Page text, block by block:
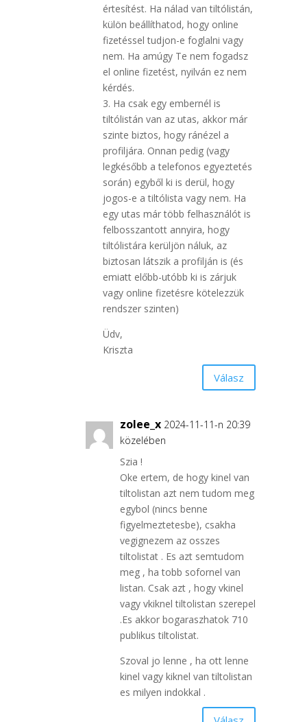
értesítést. Ha nálad van tiltólistán,
külön beállíthatod, hogy online
fizetéssel tudjon-e foglalni vagy
nem. Ha amúgy Te nem fogadsz
el online fizetést, nyilván ez nem
kérdés.
3. Ha csak egy embernél is
tiltólistán van az utas, akkor már
szinte biztos, hogy ránézel a
profiljára. Onnan pedig (vagy
legkésőbb a telefonos egyeztetés
során) egyből ki is derül, hogy
jogos-e a tiltólista vagy nem. Ha
egy utas már több felhasználót is
felbosszantott annyira, hogy
tiltólistára kerüljön náluk, az
biztosan látszik a profilján is (és
emiatt előbb-utóbb ki is zárjuk
vagy online fizetésre kötelezzük
rendszer szinten)
Üdv,
Kriszta
Válasz
zolee_x 2024-11-11-n 20:39
közelében
Szia !
Oke ertem, de hogy kinel van
tiltolistan azt nem tudom meg
egybol (nincs benne
figyelmeztetesbe), csakha
vegignezem az osszes
tiltolistat . Es azt semtudom
meg , ha tobb sofornel van
listan. Csak azt , hogy vkinel
vagy vkiknel tiltolistan szerepel
.Es akkor bogaraszhatok 710
publikus tiltolistat.
Szoval jo lenne , ha ott lenne
kinel vagy kiknel van tiltolistan
es milyen indokkal .